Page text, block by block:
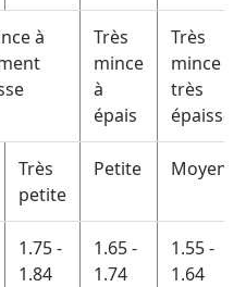
à
Très
mince
à
épais
Très
mince à
très
épaisse
Très
petite
Petite
1.75 -
1.84
1.65 -
1.74
1.55 -
1.64